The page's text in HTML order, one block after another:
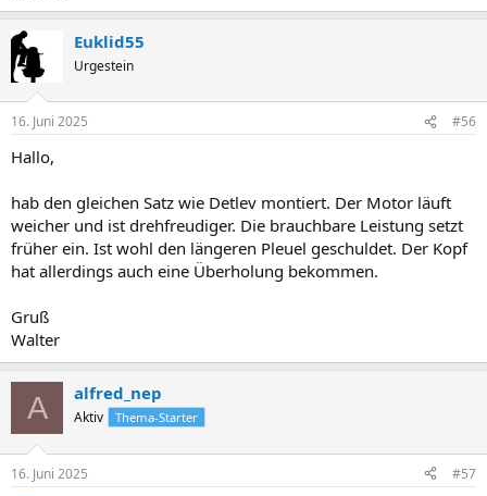
Euklid55
Urgestein
16. Juni 2025 #56
Hallo,
hab den gleichen Satz wie Detlev montiert. Der Motor läuft
weicher und ist drehfreudiger. Die brauchbare Leistung setzt
früher ein. Ist wohl den längeren Pleuel geschuldet. Der Kopf
hat allerdings auch eine Überholung bekommen.
Gruß
Walter
A alfred_nep
Aktiv Thema-Starter
16. Juni 2025 #57